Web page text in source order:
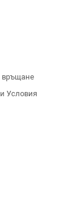
връщане
Условия